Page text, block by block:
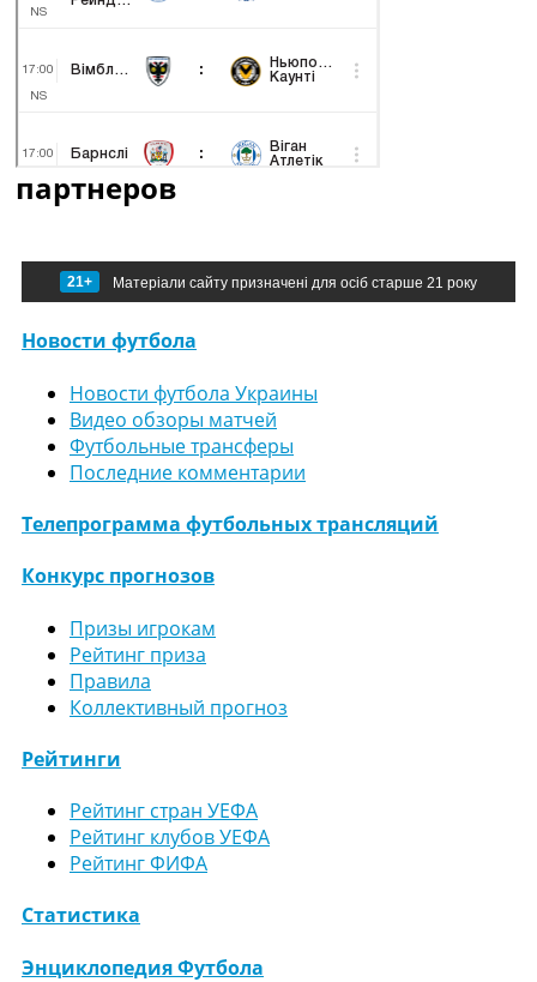
партнеров
21+ Матеріали сайту призначені для осіб старше 21 року
Новости футбола
Новости футбола Украины
Видео обзоры матчей
Футбольные трансферы
Последние комментарии
Телепрограмма футбольных трансляций
Конкурс прогнозов
Призы игрокам
Рейтинг приза
Правила
Коллективный прогноз
Рейтинги
Рейтинг стран УЕФА
Рейтинг клубов УЕФА
Рейтинг ФИФА
Статистика
Энциклопедия Футбола